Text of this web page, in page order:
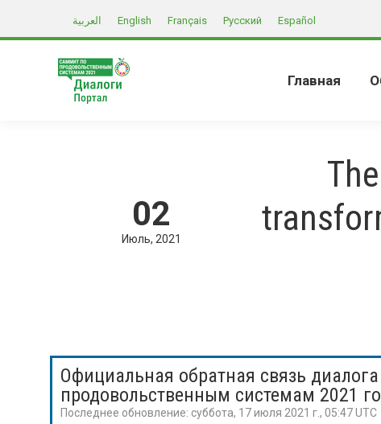
العربية English Français Русский Español
Главная
02
Июль 2021
Официальная обратная связь
продовольственным системам 2021
Последнее обновление: суббота, 17 июля 2021 г., 05:47 UTC